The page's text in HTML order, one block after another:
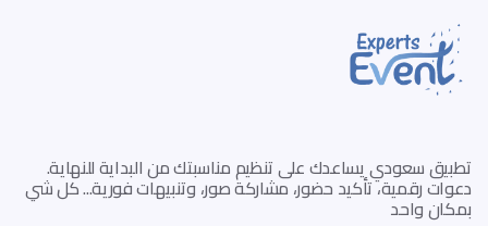
تطبيق سعودي يساعدك على تنظيم مناسبتك من البداية للنهاية.
دعوات رقمية، تأكيد حضور، مشاركة صور، وتنبيهات فورية... كل شي
بمكان واحد